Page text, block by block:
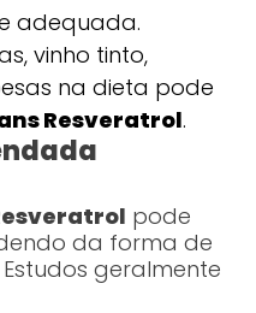
adequada.
vinho tinto,
na dieta pode
Resveratrol.
pode
da forma de
geralmente